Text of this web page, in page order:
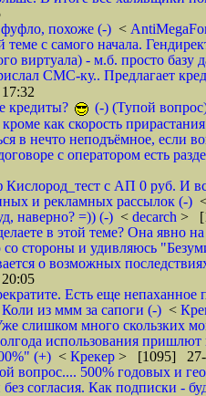
фуфло, похоже (-) <
теме с самого начала.
виртуала) - м.б. просто
СМС-ку.. Предлагает
кредиты?
(-) (Тупой
как скорость
в нечто неподъёмное, если
с оператором есть
с АП 0 руб. И
и рекламных рассылок (-)
наверно? =)) (-) < decarch >
в этой теме? Она явно
стороны и удивляюсь
о возможных
Есть еще непаханное
Коли из ммм за сапоги (-) <
слишком много скользких
использования
(+) < Крекер > [1095] 27-
вопрос.... 500% годовых и
согласия. Как подписки -